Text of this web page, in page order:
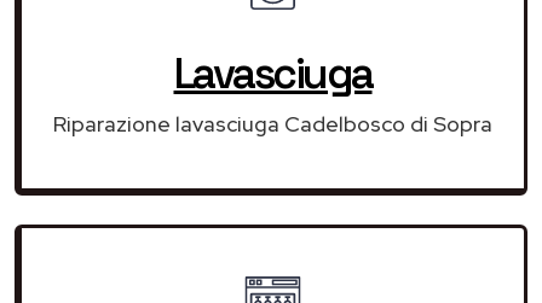
Lavasciuga
Riparazione lavasciuga Cadelbosco di Sopra